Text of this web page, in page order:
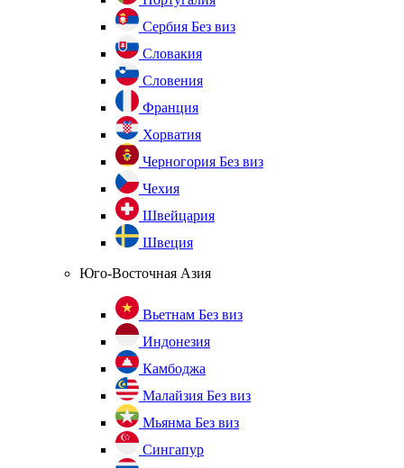
Сербия Без виз
Словакия
Словения
Франция
Хорватия
Черногория Без виз
Чехия
Швейцария
Швеция
Юго-Восточная Азия
Вьетнам Без виз
Индонезия
Камбоджа
Малайзия Без виз
Мьянма Без виз
Сингапур